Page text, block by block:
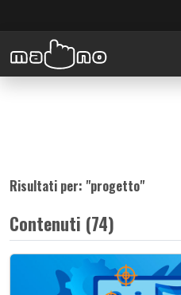
Risultati per: "progetto"
Contenuti (74)